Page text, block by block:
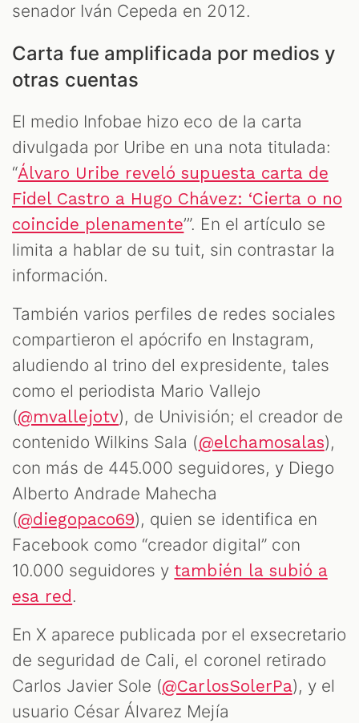
senador Iván Cepeda en 2012.
Carta fue amplificada por medios y
otras cuentas
El medio Infobae hizo eco de la carta
divulgada por Uribe en una nota titulada:
“Álvaro Uribe reveló supuesta carta de
Fidel Castro a Hugo Chávez: ‘Cierta o no
coincide plenamente’”. En el artículo se
limita a hablar de su tuit, sin contrastar la
información.
También varios perfiles de redes sociales
compartieron el apócrifo en Instagram,
aludiendo al trino del expresidente, tales
como el periodista Mario Vallejo
(@mvallejotv), de Univisión; el creador de
contenido Wilkins Sala (@elchamosalas),
con más de 445.000 seguidores, y Diego
Alberto Andrade Mahecha
(@diegopaco69), quien se identifica en
Facebook como “creador digital” con
10.000 seguidores y también la subió a
esa red .
En X aparece publicada por el exsecretario
de seguridad de Cali, el coronel retirado
Carlos Javier Sole (@CarlosSolerPa), y el
usuario César Álvarez Mejía